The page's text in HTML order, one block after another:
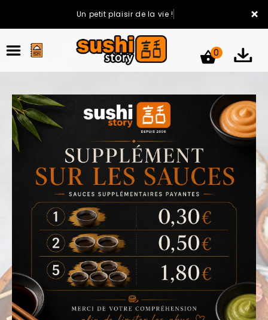
×
Un petit plaisir de la vie !
ACCUEIL
LA CARTE
VOTRE COMPTE
NOTRE RESTAURANT
VOS AVIS
MENTIONS LÉGALES
0